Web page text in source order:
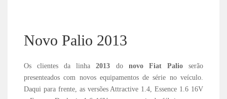
Novo Palio 2013
Os clientes da linha2013 do novo Fiat Palioserão
presenteados com novos equipamentos de série no veículo.
Daqui para frente, as versões Attractive 1.4, Essence 1.6 16V